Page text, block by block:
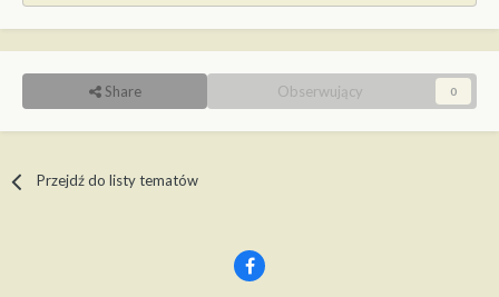
Share Obserwujący 0
Przejdź do listy tematów